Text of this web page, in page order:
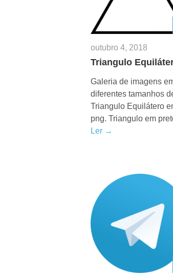
outubro 4, 2018
Triangulo
Galeria de imagens
diferentes tamanhos
Triangulo Equilátero
png. Triangulo em
Ler →